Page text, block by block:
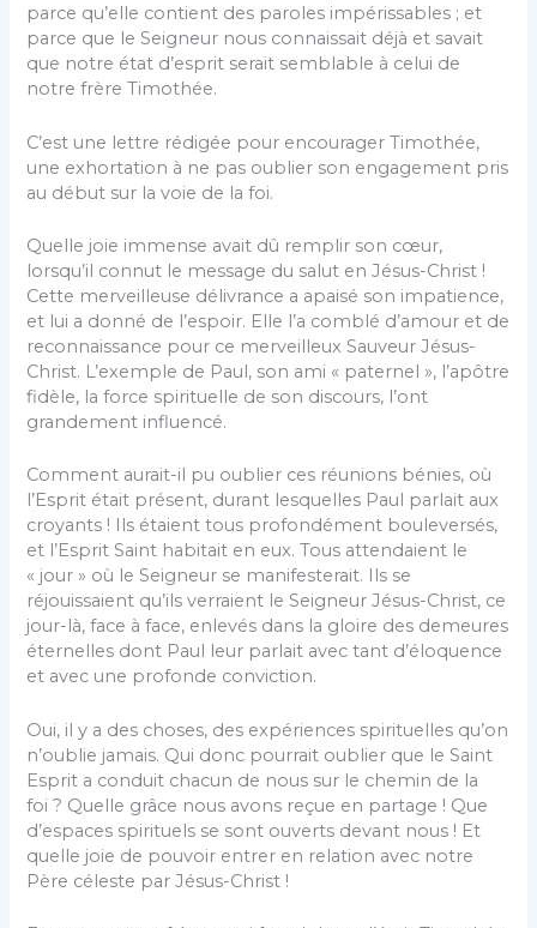
parce qu’elle contient des paroles impérissables ; et
parce que le Seigneur nous connaissait déjà et savait
que notre état d’esprit serait semblable à celui de
notre frère Timothée.
C’est une lettre rédigée pour encourager Timothée,
une exhortation à ne pas oublier son engagement pris
au début sur la voie de la foi.
Quelle joie immense avait dû remplir son cœur,
lorsqu’il connut le message du salut en Jésus-Christ !
Cette merveilleuse délivrance a apaisé son impatience,
et lui a donné de l’espoir. Elle l’a comblé d’amour et de
reconnaissance pour ce merveilleux Sauveur Jésus-
Christ. L’exemple de Paul, son ami « paternel », l’apôtre
fidèle, la force spirituelle de son discours, l’ont
grandement influencé.
Comment aurait-il pu oublier ces réunions bénies, où
l’Esprit était présent, durant lesquelles Paul parlait aux
croyants ! Ils étaient tous profondément bouleversés,
et l’Esprit Saint habitait en eux. Tous attendaient le
« jour » où le Seigneur se manifesterait. Ils se
réjouissaient qu’ils verraient le Seigneur Jésus-Christ, ce
jour-là, face à face, enlevés dans la gloire des demeures
éternelles dont Paul leur parlait avec tant d’éloquence
et avec une profonde conviction.
Oui, il y a des choses, des expériences spirituelles qu’on
n’oublie jamais. Qui donc pourrait oublier que le Saint
Esprit a conduit chacun de nous sur le chemin de la
foi ? Quelle grâce nous avons reçue en partage ! Que
d’espaces spirituels se sont ouverts devant nous ! Et
quelle joie de pouvoir entrer en relation avec notre
Père céleste par Jésus-Christ !